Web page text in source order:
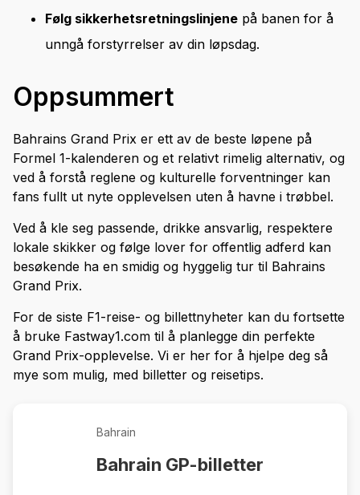
Følg sikkerhetsretningslinjene på banen for å
unngå forstyrrelser av din løpsdag.
Oppsummert
Bahrains Grand Prix er ett av de beste løpene på
Formel 1-kalenderen og et relativt rimelig alternativ, og
ved å forstå reglene og kulturelle forventninger kan
fans fullt ut nyte opplevelsen uten å havne i trøbbel.
Ved å kle seg passende, drikke ansvarlig, respektere
lokale skikker og følge lover for offentlig adferd kan
besøkende ha en smidig og hyggelig tur til Bahrains
Grand Prix.
For de siste F1-reise- og billettnyheter kan du fortsette
å bruke Fastway1.com til å planlegge din perfekte
Grand Prix-opplevelse. Vi er her for å hjelpe deg så
mye som mulig, med billetter og reisetips.
Bahrain
Bahrain GP-billetter